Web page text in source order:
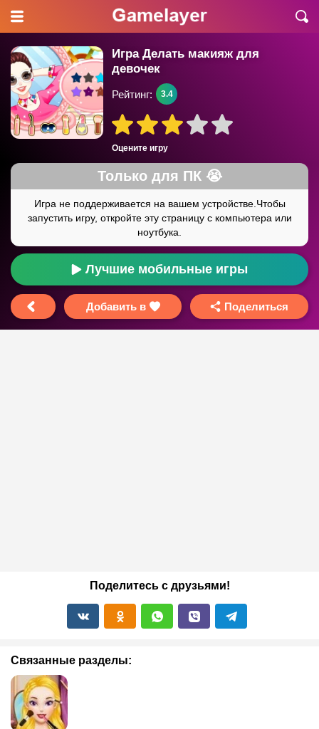
Игра Делать макияж для
девочек
Оцените игру
Рейтинг: 3.4
Лучшие мобильные игры
Добавить в Поделиться
Поделитесь с друзьями!
Связанные разделы: